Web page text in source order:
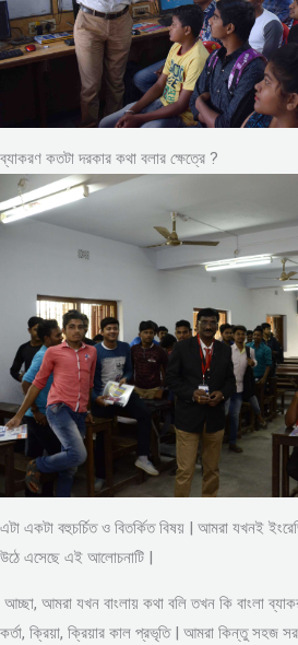
ব্যাকরণ কতটা দরকার কথা বলার ক্ষেত্রে ?
এটা একটা বহুচর্চিত ও বিতর্কিত বিষয় | আমরা যখনই
উঠে এসেছে এই আলোচনাটি |
আচ্ছা, আমরা যখন বাংলায় কথা বলি তখন কি বাংলা
কর্তা, ক্রিয়া, ক্রিয়ার কাল প্রভৃতি | আমরা কিন্তু সহজ